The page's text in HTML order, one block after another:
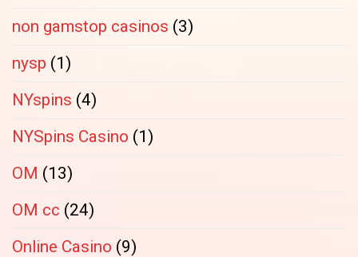
non gamstop casinos (3)
nysp (1)
NYspins (4)
NYSpins Casino (1)
OM (13)
OM cc (24)
Online Casino (9)